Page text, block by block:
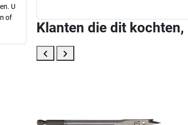
U
of
Klanten die dit